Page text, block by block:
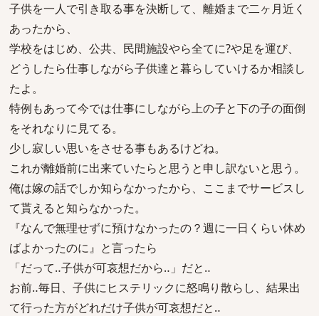
子供を一人で引き取る事を決断して、離婚まで二ヶ月近く
あったから、
学校をはじめ、公共、民間施設やら全てに?や足を運び、
どうしたら仕事しながら子供達と暮らしていけるか相談し
たよ。
特例もあって今では仕事にしながら上の子と下の子の面倒
をそれなりに見てる。
少し寂しい思いをさせる事もあるけどね。
これが離婚前に出来ていたらと思うと申し訳ないと思う。
俺は嫁の話でしか知らなかったから、ここまでサービスし
て貰えると知らなかった。
『なんで無理せずに預けなかったの？週に一日くらい休め
ばよかったのに』と言ったら
「だって‥子供が可哀想だから‥」だと‥
お前‥毎日、子供にヒステリックに怒鳴り散らし、結果出
て行った方がどれだけ子供が可哀想だと‥